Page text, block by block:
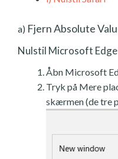
a) Fjern Absolute
Nulstil Microsoft
Åbn Microsoft
Tryk på Mere
skærmen (de tre